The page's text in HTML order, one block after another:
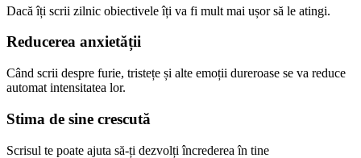
Dacă îți scrii zilnic obiectivele îți va fi mult mai ușor să le atingi.
Reducerea anxietății
Când scrii despre furie, tristețe și alte emoții dureroase se va reduce
automat intensitatea lor.
Stima de sine crescută
Scrisul te poate ajuta să-ți dezvolți încrederea în tine